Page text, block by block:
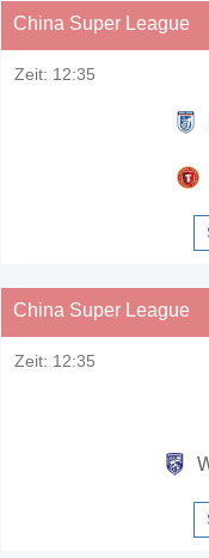
China Super League
Zeit: 12:35
China Super League
Zeit: 12:35